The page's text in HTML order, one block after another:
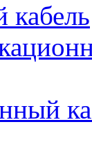
кабель